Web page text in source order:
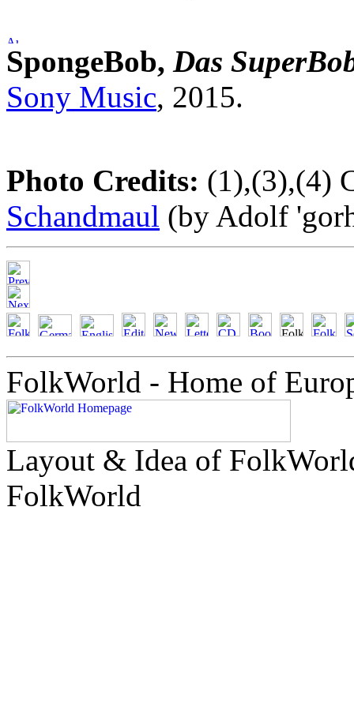
SpongeBob, Das
Sony Music, 2015.
Photo Credits: (1),(3),(4)
Schandmaul (by Adolf
FolkWorld - Home of
Layout & Idea of
FolkWorld